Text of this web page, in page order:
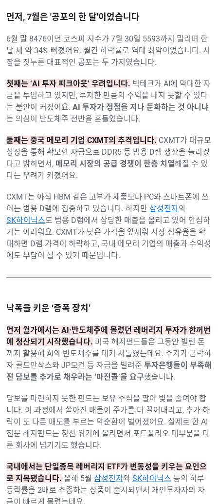
먼저, 7월은 '공포의 한 달'이었습니다
6월 말 8476이던 코스피 지수가 7월 30일 5593까지 밀리며 한
달 새 약 34% 빠졌어요. 월간 하락률로 역대 최악이었습니다. 시
장을 짓누른 대표적인 공포는 두 가지였습니다.
첫째는 ‘AI 투자 피크아웃’ 우려입니다. 빅테크가 AI에 막대한 자
금을 투입하고 있지만, 투자한 만큼의 수익을 내지 못할 수 있다
는 불안이 커졌어요. AI 투자가 정점을 지나 둔화하는 것 아니냐
는 의심이 반도체주 전반을 흔들었습니다.
둘째는 중국 메모리 기업 CXMT의 추격입니다. CXMT가 대규모
상장을 통해 확보한 자금으로 DDR5 등 범용 D램 생산을 늘리겠
다고 밝히면서, 메모리 시장의 공급 경쟁이 한층 치열해질 수 있
다는 우려가 커졌어요.
CXMT는 아직 HBM 같은 고부가 제품보다 PC와 스마트폰에 쓰
이는 범용 D램에 집중하고 있습니다. 하지만 삼성전자와
SK하이닉스 도 범용 D램에서 상당한 매출을 올리고 있어 안심하
기는 어려워요. CXMT가 낮은 가격을 앞세워 시장 점유율을 확
대하면 D램 가격이 하락하고, 국내 메모리 기업의 매출과 수익성
에도 부담이 될 수 있기 때문입니다.
낙폭을 키운 ‘증폭 장치’
먼저 월가에서는 AI·반도체주에 몰렸던 레버리지 투자가 한꺼번
에 청산되기 시작했습니다. 미국 헤지펀드들은 그동안 빌린 돈
까지 활용해 AI와 반도체주를 대거 사들였는데요. 주가가 급락하
자 골드만삭스와 JP모건 등 자금을 빌려준 투자은행들이 부족해
진 담보를 추가로 채우라는 ‘마진콜’을 요구했습니다.
담보를 마련하지 못한 펀드는 보유 주식을 팔아 빚을 줄여야 합
니다. 이 과정에서 쏟아진 매물이 주가를 더 끌어내리고, 추가 하
락이 또 다른 매도를 부르는 악순환이 벌어졌어요. 실제로 한 AI
전문 헤지펀드는 청산 위기에 몰리면서 포트폴리오 대부분을 다
른 회사에 넘기기도 했습니다.
국내에서는 단일종목 레버리지 ETF가 변동성을 키우는 요인으
로 지목됐습니다. 올해 5월 삼성전자와 SK하이닉스 등의 하루
등락률을 2배로 추종하는 상품이 출시되면서 개인투자자의 자
금이 빠르게 몰렸는데요.